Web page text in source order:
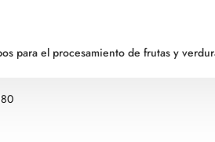
para el procesamiento de frutas y